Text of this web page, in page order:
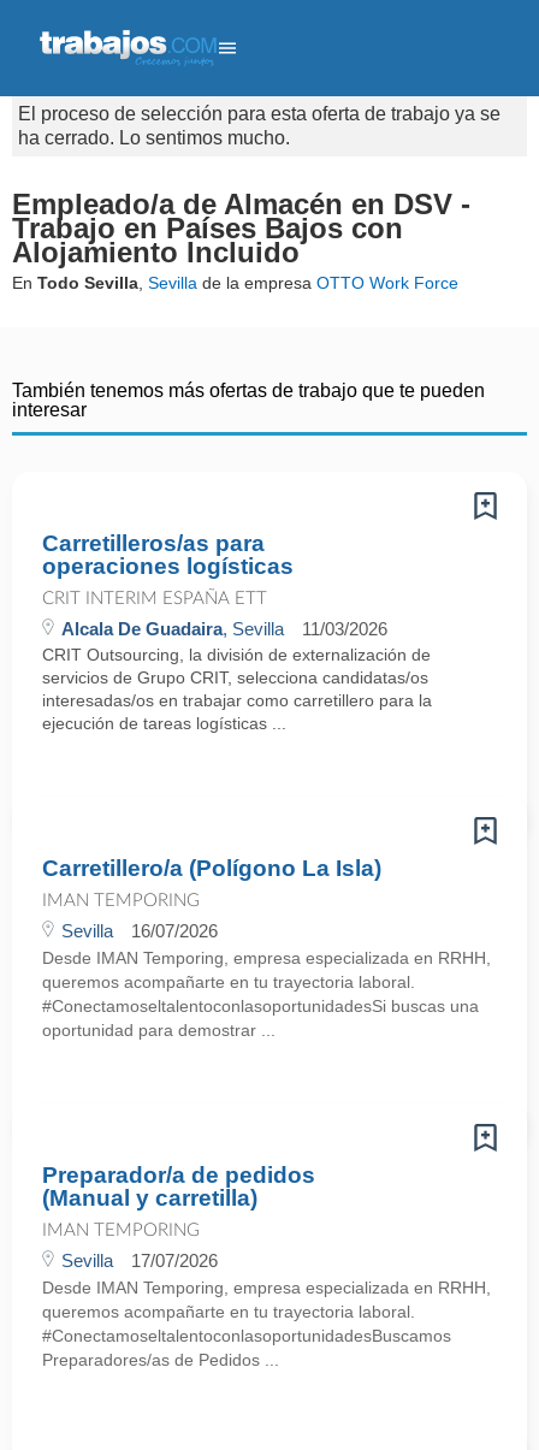
El proceso de selección para esta oferta de trabajo ya se
ha cerrado. Lo sentimos mucho.
Empleado/a de Almacén en DSV -
Trabajo en Países Bajos con
Alojamiento Incluido
En Todo Sevilla Sevilla de la empresa OTTO Work Force
También tenemos más ofertas de trabajo que te pueden
interesar
Carretilleros/as para
operaciones logísticas
CRIT INTERIM ESPAÑA ETT
Alcala De Guadaira, Sevilla 11/03/2026
CRIT Outsourcing, la división de externalización de
servicios de Grupo CRIT, selecciona candidatas/os
interesadas/os en trabajar como carretillero para la
ejecución de tareas logísticas ...
Carretillero/a (Polígono La Isla)
IMAN TEMPORING
Sevilla 16/07/2026
Desde IMAN Temporing, empresa especializada en RRHH,
queremos acompañarte en tu trayectoria laboral.
#ConectamoseltalentoconlasoportunidadesSi buscas una
oportunidad para demostrar ...
Preparador/a de pedidos
(Manual y carretilla)
IMAN TEMPORING
Sevilla 17/07/2026
Desde IMAN Temporing, empresa especializada en RRHH,
queremos acompañarte en tu trayectoria laboral.
#ConectamoseltalentoconlasoportunidadesBuscamos
Preparadores/as de Pedidos ...